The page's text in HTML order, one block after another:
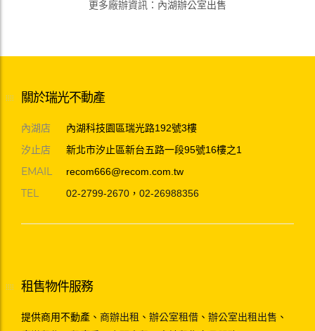
更多廠辦資訊 ： 內湖辦公室出售
關於瑞光不動產
內湖店 內湖科技園區瑞光路192號3樓
汐止店 新北市汐止區新台五路一段95號16樓之1
EMAIL recom666@recom.com.tw
TEL 02-2799-2670 ， 02-26988356
租售物件服務
提供商用不動產、 商辦出租 、 辦公室租借 、 辦公室出租出售 、